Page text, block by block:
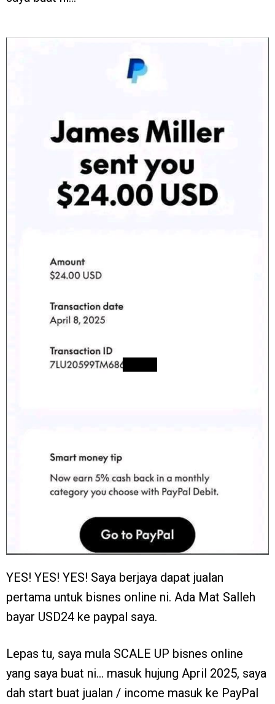
YES! YES! YES! Saya berjaya dapat jualan
pertama untuk bisnes online ni. Ada Mat Salleh
bayar USD24 ke paypal saya.
Lepas tu, saya mula SCALE UP bisnes online
yang saya buat ni… masuk hujung April 2025, saya
dah start buat jualan / income masuk ke PayPal